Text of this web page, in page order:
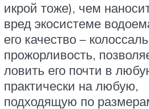
икрой тоже), чем
вред экосистеме
его качество –
прожорливость,
ловить его почти в
практически на любую,
подходящую по